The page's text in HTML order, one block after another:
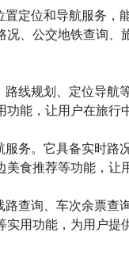
定位和导航服务，
、公交地铁查询、
线规划、定位导航
能，让用户在旅行
务。它具备实时路
食推荐等功能，让
查询、车次余票查
用功能，为用户提